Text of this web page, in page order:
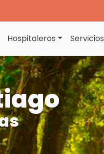
Hospitaleros Servicios